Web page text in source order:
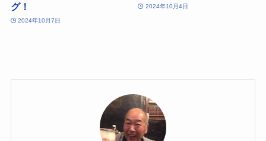
グ！
2024年10月7日
2024年10月4日